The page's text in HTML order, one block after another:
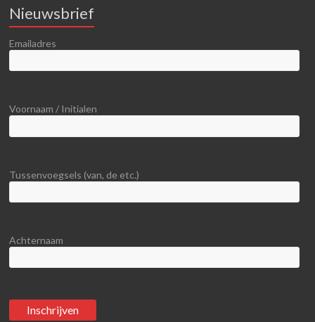
Nieuwsbrief
Emailadres
Voornaam / Initialen
Tussenvoegsels (van, de etc.)
Achternaam